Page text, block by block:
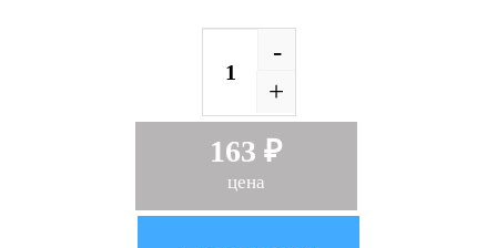
-
+
163 ₽
цена